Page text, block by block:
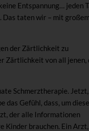
Entspannung… jeden
Das taten wir – mit großem
der Zärtlichkeit zu
Zärtlichkeit von all jenen,
Schmerztherapie. Jetzt,
das Gefühl, dass, um
der alle Informationen
Kinder brauchen. Ein